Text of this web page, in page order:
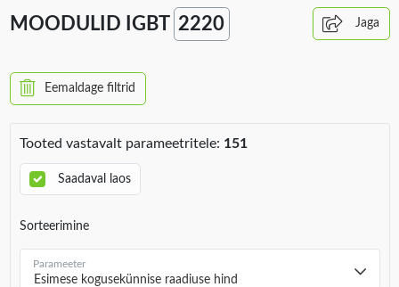
MOODULID IGBT 2220 Jaga
Eemaldage filtrid
Tooted vastavalt parameetritele: 151
Saadaval laos
Sorteerimine
Esimese kogusekünnise raadiuse hind
Parameeter